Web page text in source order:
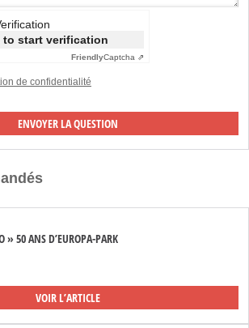
to start verification
FriendlyCaptcha ⇗
de confidentialité
» 50 ANS D’EUROPA-PARK
VOIR L’ARTICLE